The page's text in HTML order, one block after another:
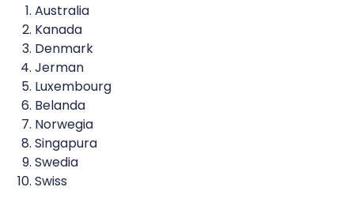
Australia
Kanada
Denmark
Jerman
Luxembourg
Belanda
Norwegia
Singapura
Swedia
Swiss